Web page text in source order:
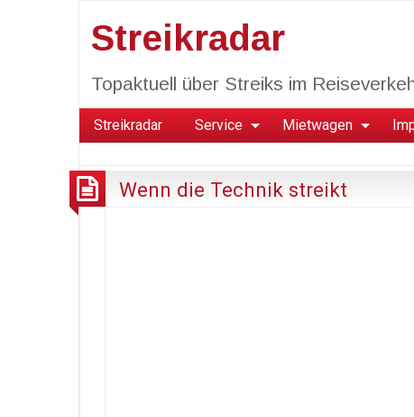
Streikradar
Topaktuell über Streiks im
Streikradar Service Mietwagen
Wenn die Technik streikt